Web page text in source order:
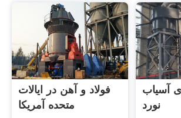
فولاد و آهن در ایالات
متحده آمریکا
آسیاب
نورد